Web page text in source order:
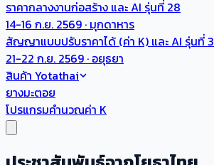
ราคากลางงานก่อสร้าง และ AI รุ่นที่ 28
14-16 ก.ย. 2569 · มุกดาหาร
สัญญาแบบปรับราคาได้ (ค่า K) และ AI รุ่นที่ 3
21-22 ก.ย. 2569 · อยุธยา
สินค้า Yotathai
ยางมะตอย
โปรแกรมคำนวณค่า K